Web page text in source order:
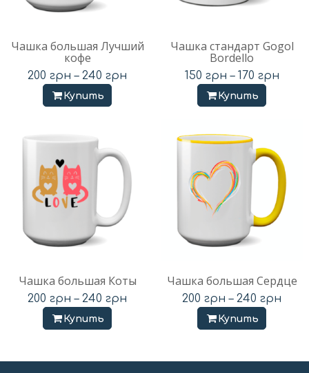
Чашка большая Лучший
кофе
200 грн – 240 грн
Купить
Чашка стандарт Gogol
Bordello
150 грн – 170 грн
Купить
Чашка большая Коты
200 грн – 240 грн
Купить
Чашка большая Сердце
200 грн – 240 грн
Купить